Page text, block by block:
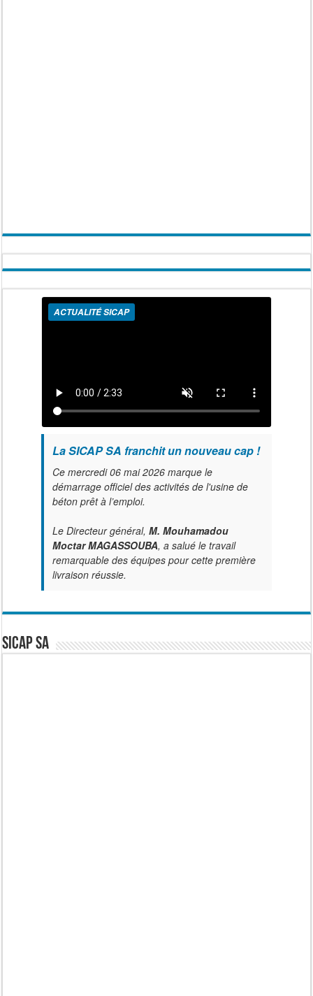
ACTUALITÉ SICAP
La SICAP SA franchit un nouveau cap !
Ce mercredi 06 mai 2026 marque le
démarrage officiel des activités de l'usine de
béton prêt à l’emploi.
Le Directeur général, M. Mouhamadou
Moctar MAGASSOUBA, a salué le travail
remarquable des équipes pour cette première
livraison réussie.
SICAP SA